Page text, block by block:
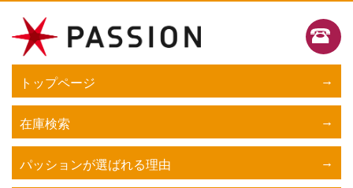
トップページ
在庫検索
パッションが選ばれる理由